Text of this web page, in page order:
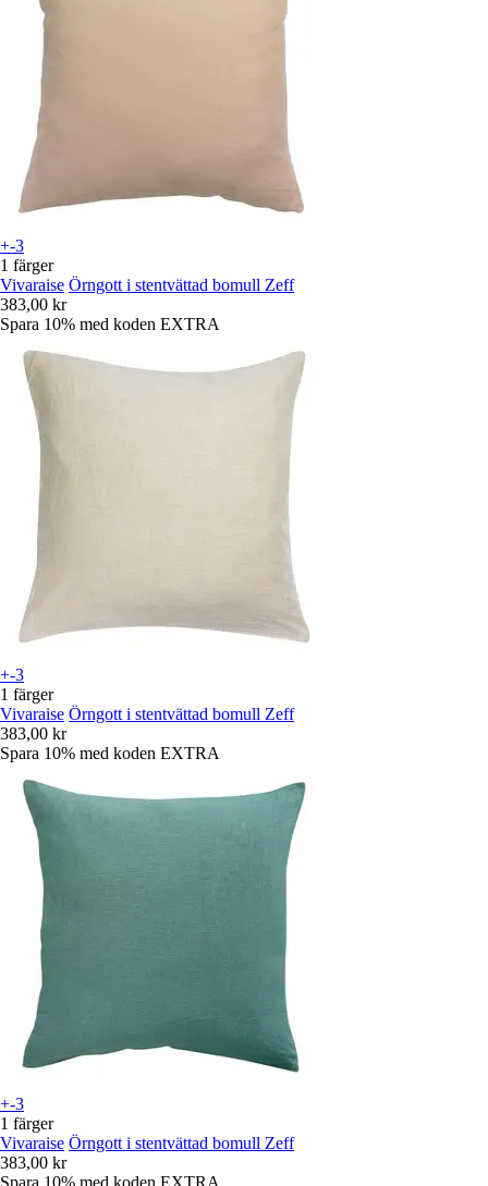
+-3
1 färger
Vivaraise Örngott i stentvättad bomull Zeff
383,00 kr
Spara 10% med koden EXTRA
+-3
1 färger
Vivaraise Örngott i stentvättad bomull Zeff
383,00 kr
Spara 10% med koden EXTRA
+-3
1 färger
Vivaraise Örngott i stentvättad bomull Zeff
383,00 kr
Spara 10% med koden EXTRA